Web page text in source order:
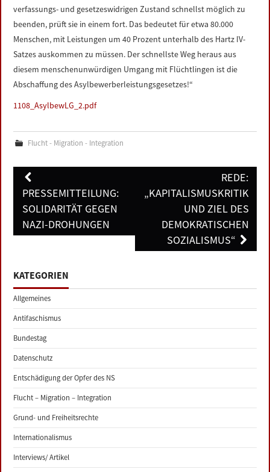
verfassungs- und gesetzeswidrigen Zustand schnellst möglich zu
beenden, prüft sie in einem fort. Das bedeutet für etwa 80.000
Menschen, mit Leistungen um 40 Prozent unterhalb des Hartz IV-
Satzes auskommen zu müssen. Der schnellste Weg heraus aus
diesem menschenunwürdigen Umgang mit Flüchtlingen ist die
Abschaffung des Asylbewerberleistungsgesetzes!“
1108_AsylbewLG_2.pdf
Flucht - Migration - Integration
Post
navigation
PRESSEMITTEILUNG:
SOLIDARITÄT GEGEN
NAZI-DROHUNGEN
REDE:
„KAPITALISMUSKRITIK
UND ZIEL DES
DEMOKRATISCHEN
SOZIALISMUS“
KATEGORIEN
Allgemeines
Antifaschismus
Bundestag
Datenschutz
Entschädigung der Opfer des NS
Flucht – Migration – Integration
Grund- und Freiheitsrechte
Internationalismus
Interviews/ Artikel